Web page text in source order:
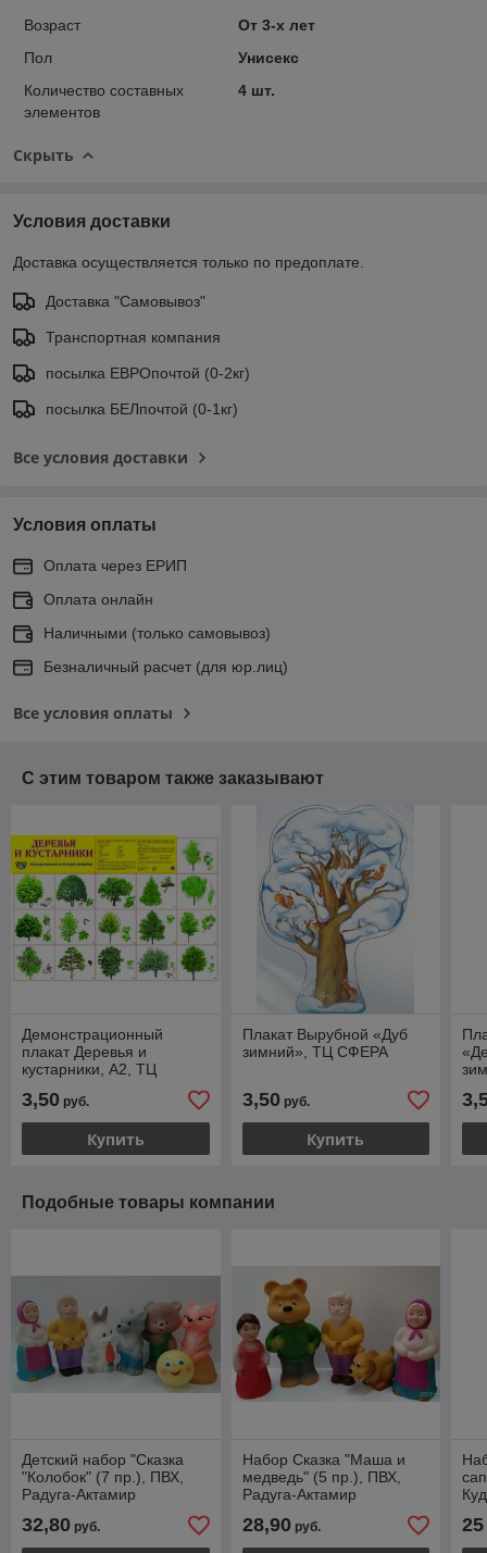
Возраст
От 3-х лет
Пол
Унисекс
Количество составных
элементов
4 шт.
Скрыть
Условия доставки
Доставка осуществляется только по предоплате.
Доставка "Самовывоз"
Транспортная компания
посылка ЕВРОпочтой (0-2кг)
посылка БЕЛпочтой (0-1кг)
Все условия доставки
Условия оплаты
Оплата через ЕРИП
Оплата онлайн
Наличными (только самовывоз)
Безналичный расчет (для юр.лиц)
Все условия оплаты
С этим товаром также заказывают
Демонстрационный
плакат Деревья и
кустарники, А2, ТЦ
3,50 руб.
Купить
Плакат Вырубной «Дуб
зимний», ТЦ СФЕРА
3,50руб.
Купить
Подобные товары компании
Детский набор "Сказка
"Колобок" (7 пр.), ПВХ,
Радуга-Актамир
32,80 руб.
Набор Сказка "Маша и
медведь" (5 пр.), ПВХ,
Радуга-Актамир
28,90руб. 25